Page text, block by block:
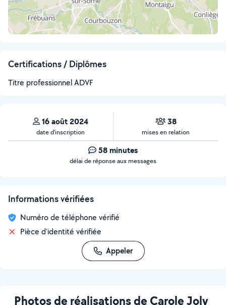
Certifications / Diplômes
Titre professionnel ADVF
16 août 2024
date d’inscription
38
mises en relation
58 minutes
délai de réponse aux messages
Informations vérifiées
Numéro de téléphone vérifié
Pièce d'identité vérifiée
Appeler
Photos de réalisations de Carole Joly